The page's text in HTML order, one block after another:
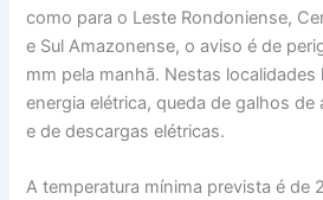
como para o Leste Rondoniense,
e Sul Amazonense, o aviso é de
mm pela manhã. Nestas
energia elétrica, queda de galhos de
e de descargas elétricas.
A temperatura mínima prevista é de